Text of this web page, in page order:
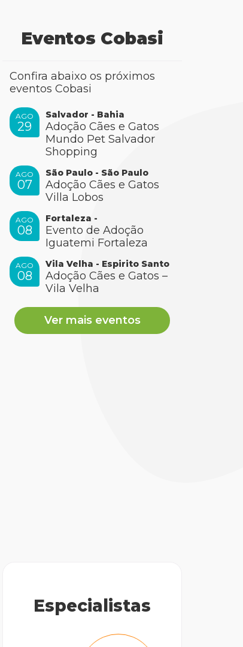
Eventos Cobasi
Confira abaixo os próximos
eventos Cobasi
AGO
29
Salvador - Bahia
Adoção Cães e Gatos
Mundo Pet Salvador
Shopping
AGO
07
São Paulo - São Paulo
Adoção Cães e Gatos
Villa Lobos
AGO
08
Fortaleza -
Evento de Adoção
Iguatemi Fortaleza
AGO
08
Vila Velha - Espirito Santo
Adoção Cães e Gatos –
Vila Velha
Ver mais eventos
Especialistas